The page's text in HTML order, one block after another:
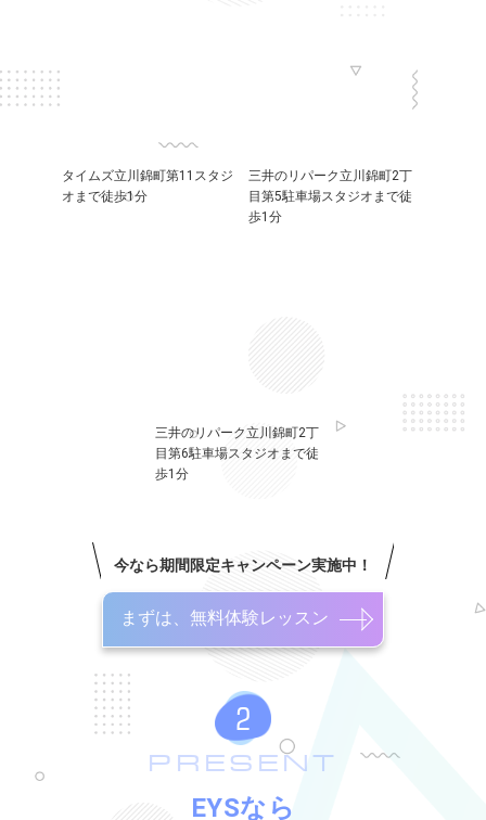
タイムズ立川錦町第11スタジ
オまで徒歩1分
三井のリパーク立川錦町2丁
目第5駐車場スタジオまで徒
歩1分
三井のリパーク立川錦町2丁
目第6駐車場スタジオまで徒
歩1分
今なら期間限定キャンペーン実施中！
まずは、無料体験レッスン
PRESENT
EYSなら